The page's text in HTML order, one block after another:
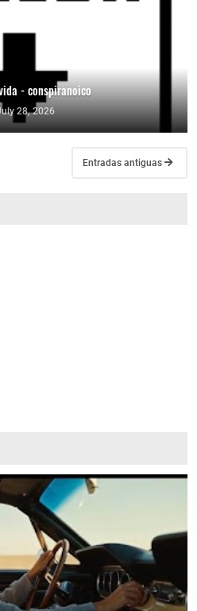
- conspiranoico
28, 2026
Entradas antiguas